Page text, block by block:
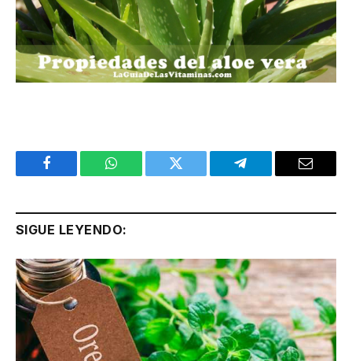
Facebook WhatsApp Twitter Telegram Email
SIGUE LEYENDO: